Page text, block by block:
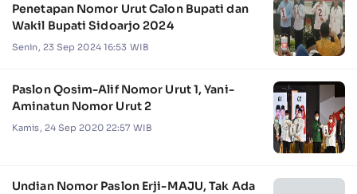
Penetapan Nomor Urut Calon Bupati dan
Wakil Bupati Sidoarjo 2024
Senin, 23 Sep 2024 16:53 WIB
Paslon Qosim-Alif Nomor Urut 1, Yani-
Aminatun Nomor Urut 2
Kamis, 24 Sep 2020 22:57 WIB
Undian Nomor Paslon Erji-MAJU, Tak Ada